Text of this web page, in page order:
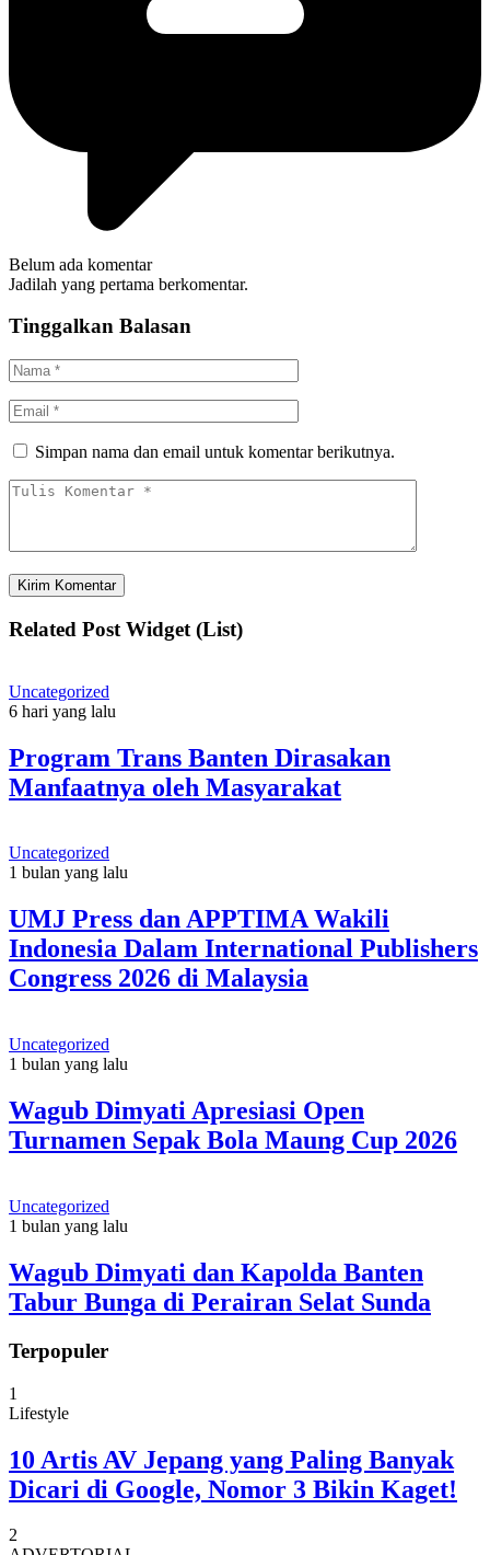
Belum ada komentar
Jadilah yang pertama berkomentar.
Tinggalkan Balasan
Simpan nama dan email untuk komentar berikutnya.
Related Post Widget (List)
Uncategorized
6 hari yang lalu
Program Trans Banten Dirasakan
Manfaatnya oleh Masyarakat
Uncategorized
1 bulan yang lalu
UMJ Press dan APPTIMA Wakili
Indonesia Dalam International Publishers
Congress 2026 di Malaysia
Uncategorized
1 bulan yang lalu
Wagub Dimyati Apresiasi Open
Turnamen Sepak Bola Maung Cup 2026
Uncategorized
1 bulan yang lalu
Wagub Dimyati dan Kapolda Banten
Tabur Bunga di Perairan Selat Sunda
Terpopuler
1
Lifestyle
10 Artis AV Jepang yang Paling Banyak
Dicari di Google, Nomor 3 Bikin Kaget!
2